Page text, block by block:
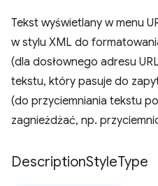
Tekst wyświetlany w menu
w stylu XML do
(dla dosłownego adresu
tekstu, który pasuje do
(do przyciemniania tekstu
zagnieżdżać, np.
DescriptionStyleType